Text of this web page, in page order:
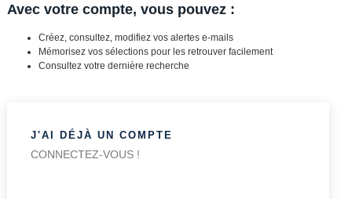
Avec votre compte, vous pouvez :
Créez, consultez, modifiez vos alertes e-mails
Mémorisez vos sélections pour les retrouver facilement
Consultez votre dernière recherche
J'AI DÉJÀ UN COMPTE
CONNECTEZ-VOUS !